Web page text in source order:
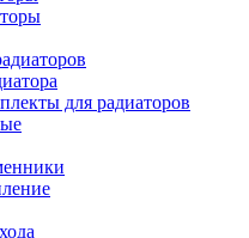
для радиаторов